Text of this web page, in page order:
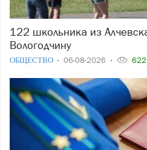
122 школьника из Алчевска приехали отдыхать в
Вологодчину
ОБЩЕСТВО 06-08-2026 622